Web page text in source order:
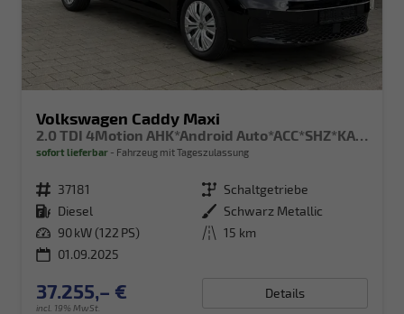
Volkswagen Caddy Maxi
2.0 TDI 4Motion AHK*Android Auto*ACC*SHZ*KAMERA*PDC*Klimaauto
sofort lieferbar Fahrzeug mit Tageszulassung
Fahrzeugnr. 37181 Getriebe Schaltgetriebe
Kraftstoff Diesel Außenfarbe Schwarz Metallic
Leistung 90 kW (122 PS) Kilometerstand 15 km
01.09.2025
37.255,– €
incl. 19% MwSt.
Details